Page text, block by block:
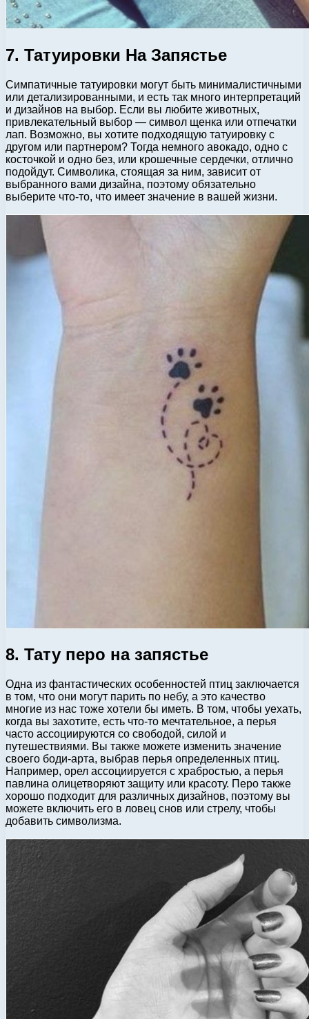
7. Татуировки На Запястье
Симпатичные татуировки могут быть минималистичными
или детализированными, и есть так много интерпретаций
и дизайнов на выбор. Если вы любите животных,
привлекательный выбор — символ щенка или отпечатки
лап. Возможно, вы хотите подходящую татуировку с
другом или партнером? Тогда немного авокадо, одно с
косточкой и одно без, или крошечные сердечки, отлично
подойдут. Символика, стоящая за ним, зависит от
выбранного вами дизайна, поэтому обязательно
выберите что-то, что имеет значение в вашей жизни.
8. Тату перо на запястье
Одна из фантастических особенностей птиц заключается
в том, что они могут парить по небу, а это качество
многие из нас тоже хотели бы иметь. В том, чтобы уехать,
когда вы захотите, есть что-то мечтательное, а перья
часто ассоциируются со свободой, силой и
путешествиями. Вы также можете изменить значение
своего боди-арта, выбрав перья определенных птиц.
Например, орел ассоциируется с храбростью, а перья
павлина олицетворяют защиту или красоту. Перо также
хорошо подходит для различных дизайнов, поэтому вы
можете включить его в ловец снов или стрелу, чтобы
добавить символизма.